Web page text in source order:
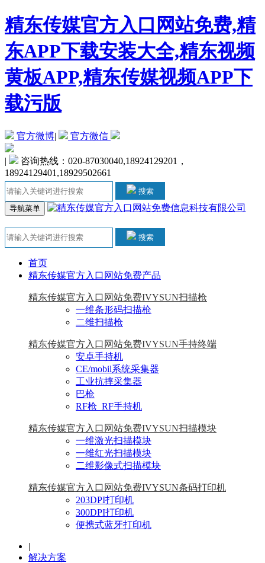
精东传媒官方入口网站免费,精
东APP下载安装大全,精东视频
黄板APP,精东传媒视频APP下
载污版
官方微博| 官方微信
|
咨询热线：020-87030040,18924129201，
18924129401,18929502661
搜索
导航菜单
搜索
首页
精东传媒官方入口网站免费产品
精东传媒官方入口网站免费IVYSUN扫描枪
一维条形码扫描枪
二维扫描枪
精东传媒官方入口网站免费IVYSUN手持终端
安卓手持机
CE/mobil系统采集器
工业抗摔采集器
巴枪
RF枪_RF手持机
精东传媒官方入口网站免费IVYSUN扫描模块
一维激光扫描模块
一维红光扫描模块
二维影像式扫描模块
精东传媒官方入口网站免费IVYSUN条码打印机
203DPI打印机
300DPI打印机
便携式蓝牙打印机
|
解决方案